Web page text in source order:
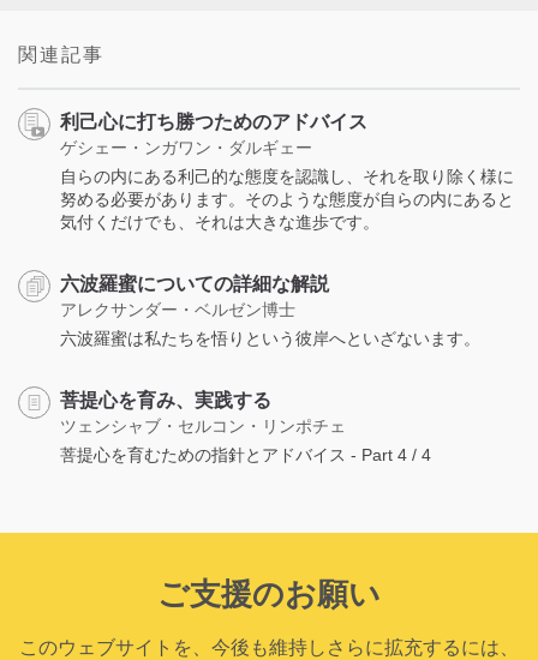
関連記事
利己心に打ち勝つためのアドバイス
ゲシェー・ンガワン・ダルギェー
自らの内にある利己的な態度を認識し、それを取り除く様に
努める必要があります。そのような態度が自らの内にあると
気付くだけでも、それは大きな進歩です。
六波羅蜜についての詳細な解説
アレクサンダー・ベルゼン博士
六波羅蜜は私たちを悟りという彼岸へといざないます。
菩提心を育み、実践する
ツェンシャブ・セルコン・リンポチェ
菩提心を育むための指針とアドバイス - Part 4 / 4
ご支援のお願い
このウェブサイトを、今後も維持しさらに拡充するには、